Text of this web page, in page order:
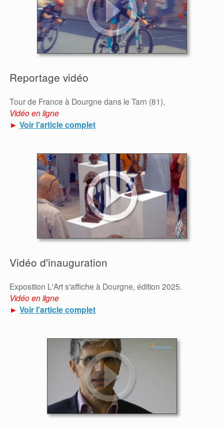
Reportage vidéo
Tour de France à Dourgne dans le Tarn (81).
Vidéo en ligne
► Voir l'article complet
Vidéo d'inauguration
Exposition L'Art s'affiche à Dourgne, édition 2025.
Vidéo en ligne
► Voir l'article complet